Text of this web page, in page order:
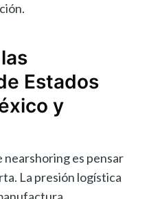
Estados
y
nearshoring es pensar
La presión logística